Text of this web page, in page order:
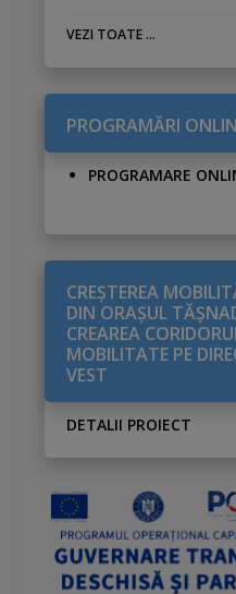
VEZI TOATE ...
PROGRAMĂRI
PROGRAMARE
CREŞTEREA
DIN ORAŞUL
CREAREA
MOBILITATE PE
VEST
DETALII PROIECT